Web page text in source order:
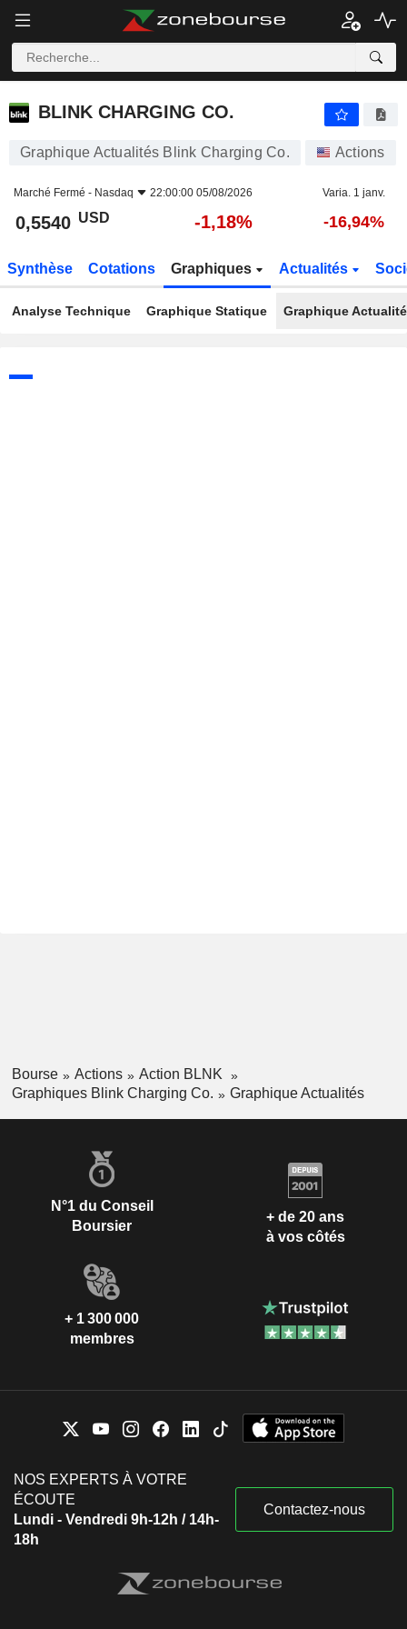
BLINK CHARGING CO.
BLINK CHARGING CO.
Graphique Actualités Blink Charging Co. Actions
Marché Fermé - Nasdaq 22:00:00 05/08/2026 Varia. 1 janv.
0,5540 USD -1,18% -16,94%
Synthèse Cotations Graphiques Actualités
Analyse Technique Graphique Statique Graphique
Bourse Actions
Action BLNK
Graphiques Blink Charging Co.
Graphique Actualités
N°1 du Conseil
Boursier
+ de 20 ans
à vos côtés
+ 1 300 000
membres
NOS EXPERTS À VOTRE
ÉCOUTE
Lundi - Vendredi 9h-12h / 14h-
18h
Contactez-nous